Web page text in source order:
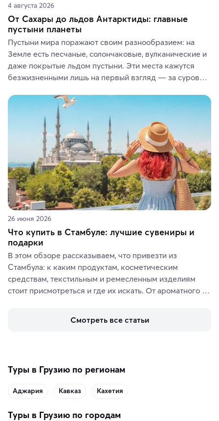
4 августа 2026
От Сахары до льдов Антарктиды: главные
пустыни планеты
Пустыни мира поражают своим разнообразием: на
Земле есть песчаные, солончаковые, вулканические и
даже покрытые льдом пустыни. Эти места кажутся
безжизненными лишь на первый взгляд — за суровой
животные и маршруты, которые дарят одни из самых
ярких впечатлений от путешествий.
26 июня 2026
Что купить в Стамбуле: лучшие сувениры и
подарки
В этом обзоре рассказываем, что привезти из
Стамбула: к каким продуктам, косметическим
средствам, текстильным и ремесленным изделиям
стоит присмотреться и где их искать. От ароматного
аутентичных лавках — в подарок близким или себе на
Смотреть все статьи
Туры в Грузию по регионам
Аджария Кавказ Кахетия
Туры в Грузию по городам